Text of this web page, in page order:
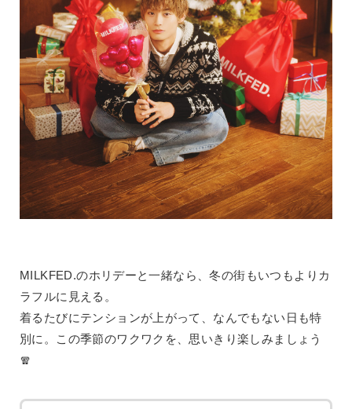
MILKFED.のホリデーと一緒なら、冬の街もいつもよりカ
ラフルに見える。
着るたびにテンションが上がって、なんでもない日も特
別に。この季節のワクワクを、思いきり楽しみましょう
🧣